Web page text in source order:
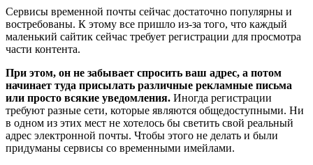
Сервисы временной почты сейчас достаточно популярны и
востребованы. К этому все пришло из-за того, что каждый
маленький сайтик сейчас требует регистрации для просмотра
части контента.
При этом, он не забывает спросить ваш адрес, а потом
начинает туда присылать различные рекламные письма
или просто всякие уведомления. Иногда регистрации
требуют разные сети, которые являются общедоступными. Ни
в одном из этих мест не хотелось бы светить свой реальный
адрес электронной почты. Чтобы этого не делать и были
придуманы сервисы со временными имейлами.